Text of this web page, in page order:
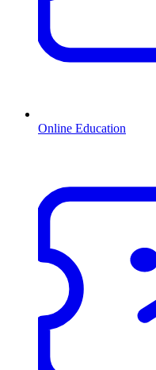
Online Education